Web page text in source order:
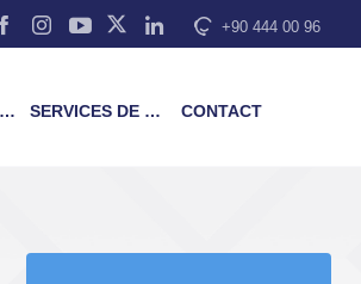
+90 444 00 96
SERVICES DE FORMATION CONTACT